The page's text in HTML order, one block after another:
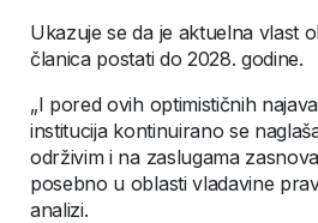
Ukazuje se da je aktuelna vlast
članica postati do 2028. godine.
„I pored ovih optimističnih
institucija kontinuirano se
održivim i na zaslugama
posebno u oblasti vladavine
analizi.